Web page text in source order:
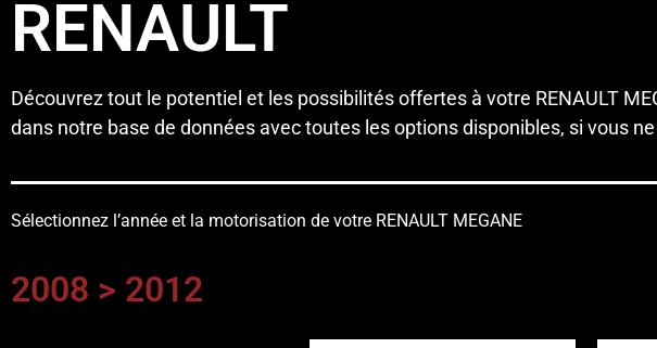
RENAULT
Découvrez tout le potentiel et les possibilités offertes à votre RENAULT
dans notre base de données avec toutes les options disponibles, si vous
Sélectionnez l’année et la motorisation de votre RENAULT MEGANE
2008 > 2012